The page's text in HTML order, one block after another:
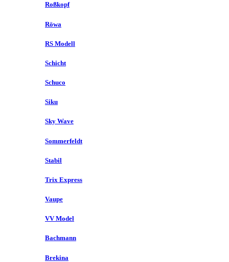
Roßkopf
Röwa
RS Modell
Schicht
Schuco
Siku
Sky Wave
Sommerfeldt
Stabil
Trix Express
Vaupe
VV Model
Bachmann
Brekina